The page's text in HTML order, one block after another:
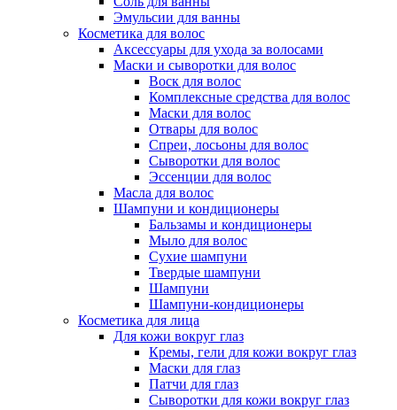
Эмульсии для ванны
Косметика для волос
Аксессуары для ухода за волосами
Маски и сыворотки для волос
Воск для волос
Комплексные средства для волос
Маски для волос
Отвары для волос
Спреи, лосьоны для волос
Сыворотки для волос
Эссенции для волос
Масла для волос
Шампуни и кондиционеры
Бальзамы и кондиционеры
Мыло для волос
Сухие шампуни
Твердые шампуни
Шампуни
Шампуни-кондиционеры
Косметика для лица
Для кожи вокруг глаз
Кремы, гели для кожи вокруг глаз
Маски для глаз
Патчи для глаз
Сыворотки для кожи вокруг глаз